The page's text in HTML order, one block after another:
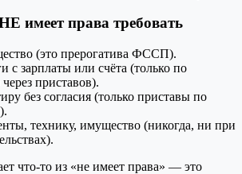
имеет права требовать
(это прерогатива ФССП).
с зарплаты или счёта (только по
приставов).
без согласия (только приставы по
технику, имущество (никогда, ни при
что-то из «не имеет права» — это